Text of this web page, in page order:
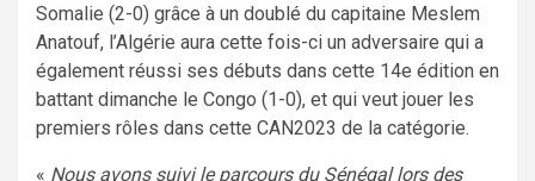
Somalie (2-0) grâce à un doublé du capitaine Meslem
Anatouf, l’Algérie aura cette fois-ci un adversaire qui a
également réussi ses débuts dans cette 14e édition en
battant dimanche le Congo (1-0), et qui veut jouer les
premiers rôles dans cette CAN2023 de la catégorie.
« Nous avons suivi le parcours du Sénégal lors des